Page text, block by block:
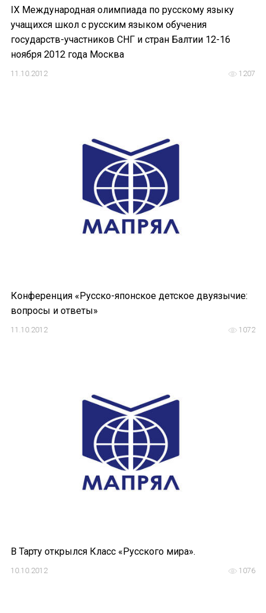
IX Международная олимпиада по русскому языку
учащихся школ с русским языком обучения
государств-участников СНГ и стран Балтии 12-16
ноября 2012 года Москва
1207
11.10.2012
Конференция «Русско-японское детское двуязычие:
вопросы и ответы»
1072
11.10.2012
В Тарту открылся Класс «Русского мира».
1076
10.10.2012